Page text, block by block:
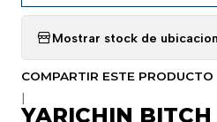
Mostrar stock de
COMPARTIR ESTE PRODUCTO
YARICHIN